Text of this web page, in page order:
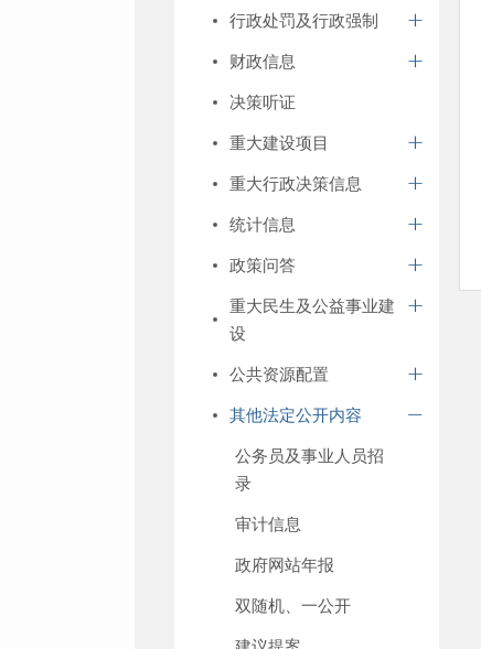
行政处罚及行政强制
财政信息
决策听证
重大建设项目
重大行政决策信息
统计信息
政策问答
重大民生及公益事业建
设
公共资源配置
其他法定公开内容
公务员及事业人员招
录
审计信息
政府网站年报
双随机、一公开